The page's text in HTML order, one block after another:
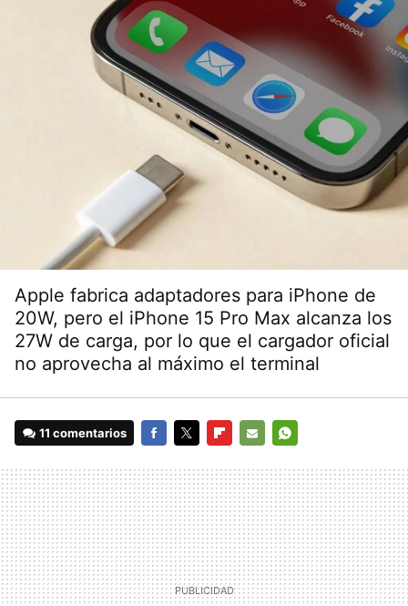
Apple fabrica adaptadores para iPhone de
20W, pero el iPhone 15 Pro Max alcanza los
27W de carga, por lo que el cargador oficial
no aprovecha al máximo el terminal
11 comentarios
MAIL